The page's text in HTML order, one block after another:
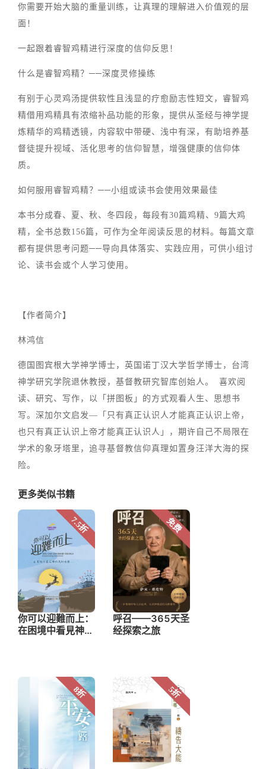
你需要开始大脑的重量训练，让真理的理解进入价值观的层
面！
一起跟着睿智鸡精进行深度的信仰反思！
什么是睿智鸡精？──深度灵修操练
有别于心灵鸡汤提供软性且浅显的疗愈励志性短文，睿智鸡
精借用鸡精具有浓缩补品功能的形象，提供从圣经与神学提
炼精华的鸡精透镜，内容软中带硬、浅中有深，有助培养基
督徒提升视域、活化思考的信仰智慧，增强健康的信仰体
质。
如何服用睿智鸡精？──小组或读书会使用效果最佳
本书分成春、夏、秋、冬四段，每段有30篇鸡精、9篇大鸡
精，全书总数156篇，可作为全年阅读反思的材料。每篇文章
都有提供思考问题──导向具体落实、实践应用，可供小组讨
论、读书会或个人学习使用。
【作者简介】
林鸿信
德国图宾根大学神学博士，英国诺丁汉大学哲学博士，台湾
神学研究学院退休教授，基督教研究智库创始人。 喜欢阅
读、研究、写作，以「拼图板」的方式观看人生、思想书
写。深加尔文启发―「只有真正认识人才能真正认识上帝，
也只有真正认识上帝才能真正认识人」，期许自己不局限在
学术的象牙塔里，追寻基督教信仰真理如置身汪洋大海的探
险。
更多类似书籍